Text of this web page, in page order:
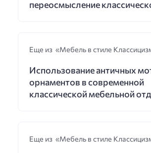
переосмысление
Еще из «Мебель в стиле
Использование античных
орнаментов в современной
классической мебельной
Еще из «Мебель в стиле